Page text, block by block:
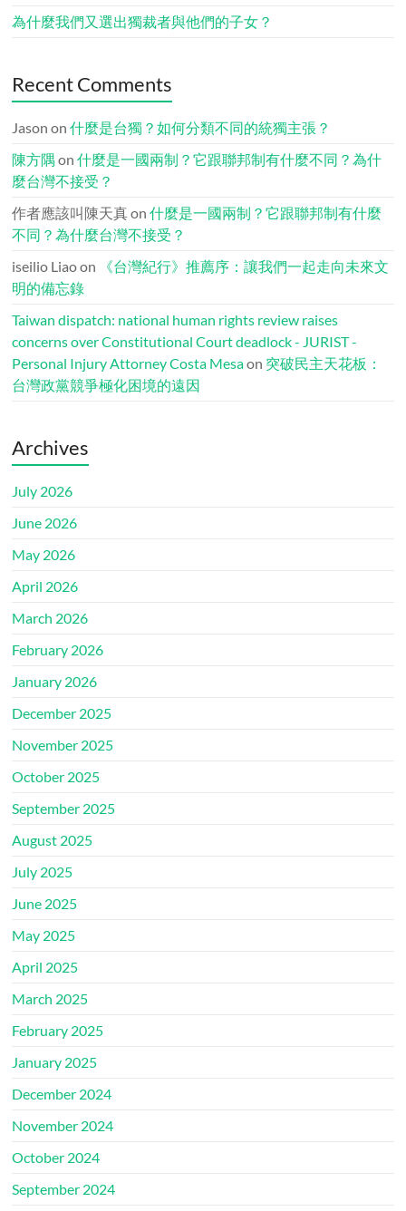
為什麼我們又選出獨裁者與他們的子女？
Recent Comments
Jason on什麼是台獨？如何分類不同的統獨主張？
陳方隅 on什麼是一國兩制？它跟聯邦制有什麼不同？為什
麼台灣不接受？
作者應該叫陳天真on什麼是一國兩制？它跟聯邦制有什麼
不同？為什麼台灣不接受？
iseilio Liaoon
《台灣紀行》推薦序：讓我們一起走向未來文
明的備忘錄
Taiwan dispatch: national human rights review raises
concerns over Constitutional Court deadlock - JURIST -
Personal Injury Attorney Costa Mesaon 突破民主天花板：
台灣政黨競爭極化困境的遠因
Archives
July 2026
June 2026
May 2026
April 2026
March 2026
February 2026
January 2026
December 2025
November 2025
October 2025
September 2025
August 2025
July 2025
June 2025
May 2025
April 2025
March 2025
February 2025
January 2025
December 2024
November 2024
October 2024
September 2024